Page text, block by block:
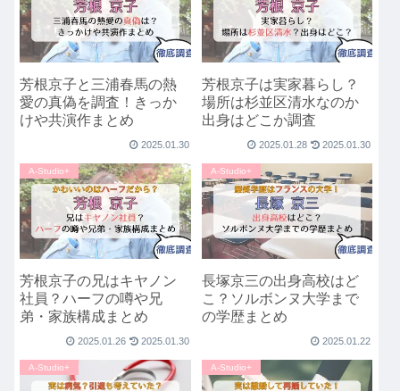
芳根京子と三浦春馬の熱
愛の真偽を調査！きっか
けや共演作まとめ
2025.01.30
芳根京子は実家暮らし？
場所は杉並区清水なのか
出身はどこか調査
2025.01.28 2025.01.30
A-Studio+
芳根京子の兄はキヤノン
社員？ハーフの噂や兄
弟・家族構成まとめ
2025.01.26 2025.01.30
A-Studio+
長塚京三の出身高校はど
こ？ソルボンヌ大学まで
の学歴まとめ
2025.01.22
A-Studio+ A-Studio+